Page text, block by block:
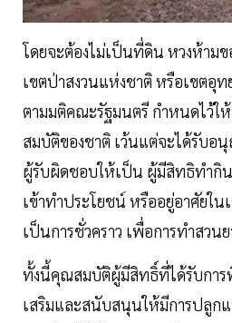
โดยจะต้องไม่เป็นที่ดิน หวงห้ามข
เขตป่าสงวนแห่งชาติ หรือเขตอุ
ตามมติคณะรัฐมนตรี กำหนดไว้ใ
สมบัติของชาติ เว้นแต่จะได้รับอ
ผู้รับผิดชอบให้เป็น ผู้มีสิทธิทำกิ
เข้าทำประโยชน์ หรืออยู่อาศัยใน
เป็นการชั่วคราว เพื่อการทำสวนย
ทั้งนี้คุณสมบัติผู้มีสิทธิ์ที่ได้รับการ
เสริมและสนับสนุนให้มีการปลูก